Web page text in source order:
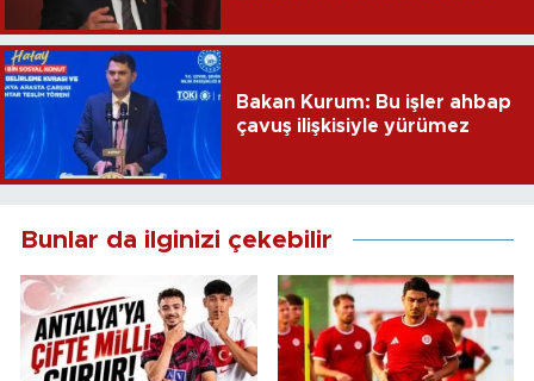
Bakan Kurum: Bu işler ahbap
çavuş ilişkisiyle yürümez
Bunlar da ilginizi çekebilir